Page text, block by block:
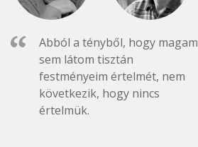
Abból a tényből, hogy magam
sem látom tisztán
festményeim értelmét, nem
következik, hogy nincs
értelmük.